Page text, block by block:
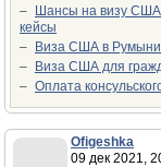
–
Шансы на визу США
кейсы
–
Виза США в
–
Виза США для
– Оплата
Ofigeshka
09 дек 2021,